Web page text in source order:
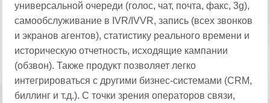
универсальной очереди (голос, чат, почта, факс, 3g),
самообслуживание в IVR/IVVR, запись (всех звонков
и экранов агентов), статистику реального времени и
историческую отчетность, исходящие кампании
(обзвон). Также продукт позволяет легко
интегрироваться с другими бизнес-системами (CRM,
биллинг и т.д.). С точки зрения операторов связи,